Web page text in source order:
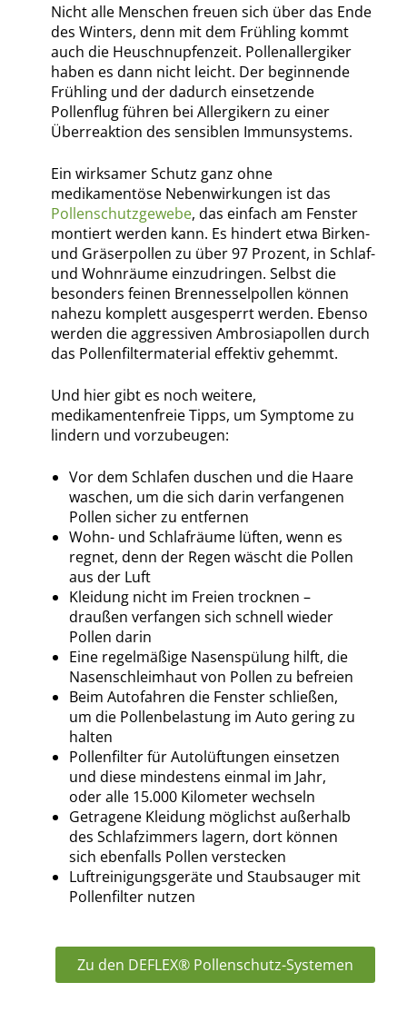
Nicht alle Menschen freuen sich über das Ende
des Winters, denn mit dem Frühling kommt
auch die Heuschnupfenzeit. Pollenallergiker
haben es dann nicht leicht. Der beginnende
Frühling und der dadurch einsetzende
Pollenflug führen bei Allergikern zu einer
Überreaktion des sensiblen Immunsystems.
Ein wirksamer Schutz ganz ohne
medikamentöse Nebenwirkungen ist das
Pollenschutzgewebe, das einfach am Fenster
montiert werden kann. Es hindert etwa Birken-
und Gräserpollen zu über 97 Prozent, in Schlaf-
und Wohnräume einzudringen. Selbst die
besonders feinen Brennesselpollen können
nahezu komplett ausgesperrt werden. Ebenso
werden die aggressiven Ambrosiapollen durch
das Pollenfiltermaterial effektiv gehemmt.
Und hier gibt es noch weitere,
medikamentenfreie Tipps, um Symptome zu
lindern und vorzubeugen:
Vor dem Schlafen duschen und die Haare
waschen, um die sich darin verfangenen
Pollen sicher zu entfernen
Wohn- und Schlafräume lüften, wenn es
regnet, denn der Regen wäscht die Pollen
aus der Luft
Kleidung nicht im Freien trocknen –
draußen verfangen sich schnell wieder
Pollen darin
Eine regelmäßige Nasenspülung hilft, die
Nasenschleimhaut von Pollen zu befreien
Beim Autofahren die Fenster schließen,
um die Pollenbelastung im Auto gering zu
halten
Pollenfilter für Autolüftungen einsetzen
und diese mindestens einmal im Jahr,
oder alle 15.000 Kilometer wechseln
Getragene Kleidung möglichst außerhalb
des Schlafzimmers lagern, dort können
sich ebenfalls Pollen verstecken
Luftreinigungsgeräte und Staubsauger mit
Pollenfilter nutzen
Zu den DEFLEX® Pollenschutz-Systemen